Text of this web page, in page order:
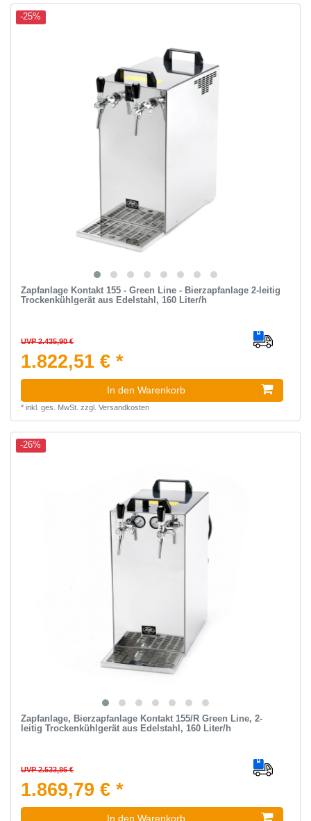
-25%
Zapfanlage Kontakt 155 - Green Line - Bierzapfanlage 2-leitig
Trockenkühlgerät aus Edelstahl, 160 Liter/h
UVP 2.435,90 €
1.822,51 € *
In den Warenkorb
* inkl. ges. MwSt. zzgl. Versandkosten
-26%
Zapfanlage, Bierzapfanlage Kontakt 155/R Green Line, 2-
leitig Trockenkühlgerät aus Edelstahl, 160 Liter/h
UVP 2.533,86 €
1.869,79 € *
In den Warenkorb